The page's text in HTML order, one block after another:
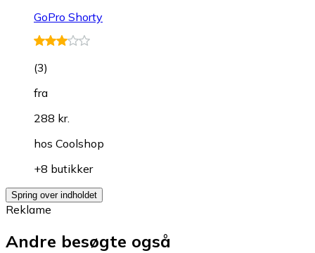
GoPro Shorty
(3)
fra
288 kr.
hos Coolshop
+8 butikker
Spring over indholdet
Reklame
Andre besøgte også